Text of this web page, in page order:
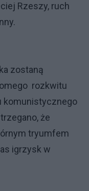
Rzeszy, ruch
zostaną
rozkwitu
komunistycznego
że
tryumfem
igrzysk w